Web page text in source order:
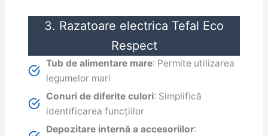
3. Razatoare electrica Tefal Eco
Respect
Tub de alimentare mare: Permite utilizarea
legumelor mari
Conuri de diferite culori: Simplifică
identificarea funcțiilor
Depozitare internă a accesoriilor: